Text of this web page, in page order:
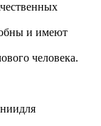
и имеют
человека.